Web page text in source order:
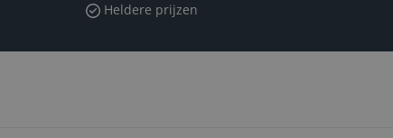
Heldere prijzen